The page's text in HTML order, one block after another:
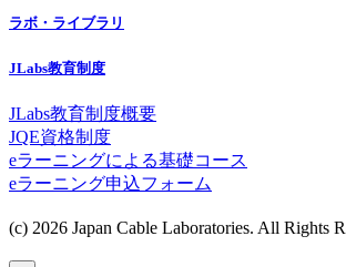
ラボ・ライブラリ
JLabs教育制度
JLabs教育制度概要
JQE資格制度
eラーニングによる基礎コース
eラーニング申込フォーム
(c) 2026 Japan Cable Laboratories. All Rights